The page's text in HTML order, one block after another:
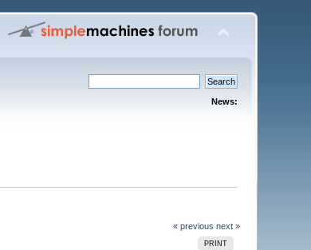
News:
« previous next »
PRINT